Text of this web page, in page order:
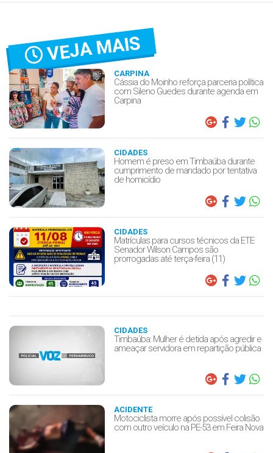
VEJA MAIS
CARPINA
Cássia do Moinho reforça parceria política
com Sileno Guedes durante agenda em
Carpina
CIDADES
Homem é preso em Timbaúba durante
cumprimento de mandado por tentativa
de homicídio
CIDADES
Matrículas para cursos técnicos da ETE
Senador Wilson Campos são
prorrogadas até terça-feira (11)
CIDADES
Timbaúba: Mulher é detida após agredir e
ameaçar servidora em repartição pública
ACIDENTE
Motociclista morre após possível colisão
com outro veículo na PE-53 em Feira Nova